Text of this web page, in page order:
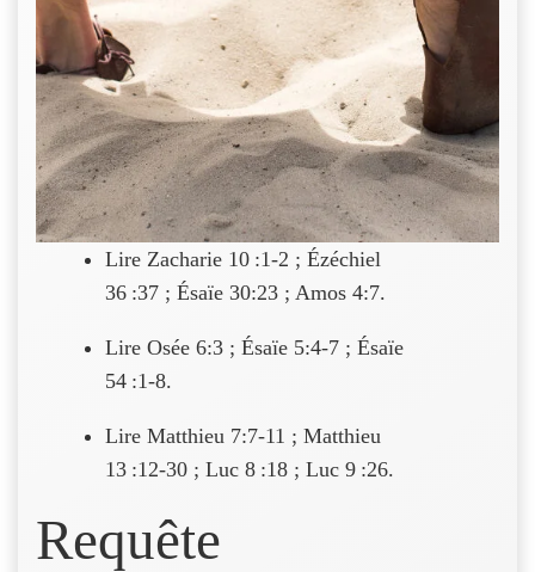
Lire Zacharie 10 :1-2 ; Ézéchiel
36 :37 ; Ésaïe 30:23 ; Amos 4:7.
Lire Osée 6:3 ; Ésaïe 5:4-7 ; Ésaïe
54 :1-8.
Lire Matthieu 7:7-11 ; Matthieu
13 :12-30 ; Luc 8 :18 ; Luc 9 :26.
Requête